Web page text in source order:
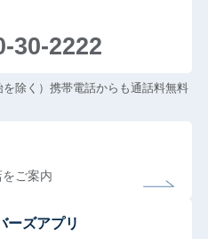
30-2222
除く）携帯電話からも通話料無料
ご案内
ーズアプリ